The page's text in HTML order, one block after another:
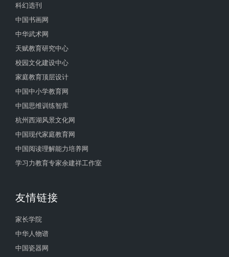
科幻选刊
中国书画网
中华武术网
天赋教育研究中心
校园文化建设中心
家庭教育顶层设计
中国中小学教育网
中国思维训练智库
杭州西湖风景文化网
中国现代家庭教育网
中国阅读理解能力培养网
学习力教育专家余建祥工作室
友情链接
家长学院
中华人物谱
中国瓷器网